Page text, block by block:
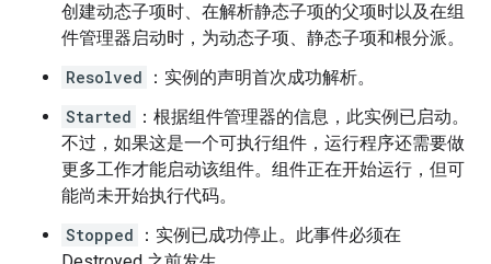
创建动态子项时、在解析静态子项的父项时以及在组
件管理器启动时，为动态子项、静态子项和根分派。
Resolved
：实例的声明首次成功解析。
Started
：根据组件管理器的信息，此实例已启动。
不过，如果这是一个可执行组件，运行程序还需要做
更多工作才能启动该组件。组件正在开始运行，但可
能尚未开始执行代码。
Stopped
：实例已成功停止。此事件必须在